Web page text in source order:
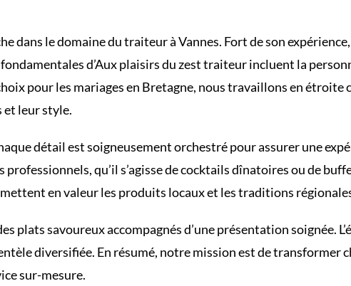
dans le domaine du traiteur à Vannes. Fort de son
d’Aux plaisirs du zest traiteur incluent la
pour les mariages en Bretagne, nous travaillons en
et leur style.
détail est soigneusement orchestré pour assurer une
qu’il s’agisse de cocktails dînatoires ou de
en valeur les produits locaux et les traditions
plats savoureux accompagnés d’une présentation soignée.
diversifiée. En résumé, notre mission est de transformer
sur-mesure.